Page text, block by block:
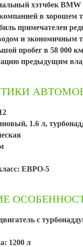
хэтчбек
в хорошем
примечателен
и экономичным
пробег в 58 000
предыдущим
1.6 л,
ЕВРО-5
с
1200 л